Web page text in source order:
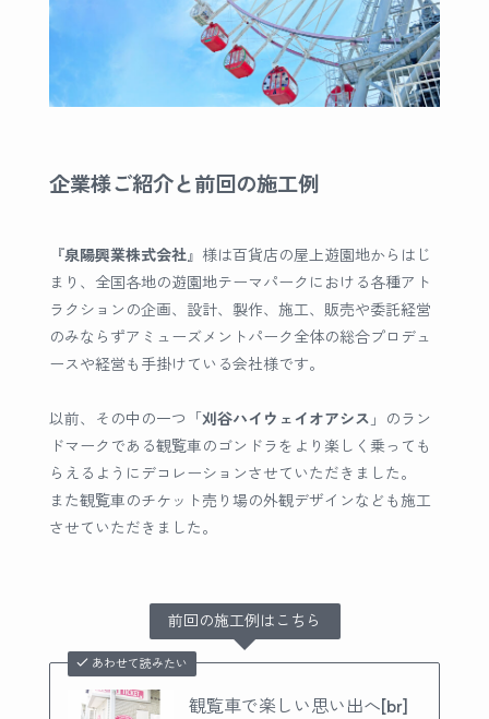
企業様ご紹介と前回の施工例
『泉陽興業株式会社』様は百貨店の屋上遊園地からはじ
まり、全国各地の遊園地テーマパークにおける各種アト
ラクションの企画、設計、製作、施工、販売や委託経営
のみならずアミューズメントパーク全体の総合プロデュ
ースや経営も手掛けている会社様です。
以前、その中の一つ「 刈谷ハイウェイオアシス 」のラン
ドマークである観覧車のゴンドラをより楽しく乗っても
らえるようにデコレーションさせていただきました。
また観覧車のチケット売り場の外観デザインなども施工
させていただきました。
前回の施工例はこちら
あわせて読みたい
観覧車で楽しい思い出へ[br]